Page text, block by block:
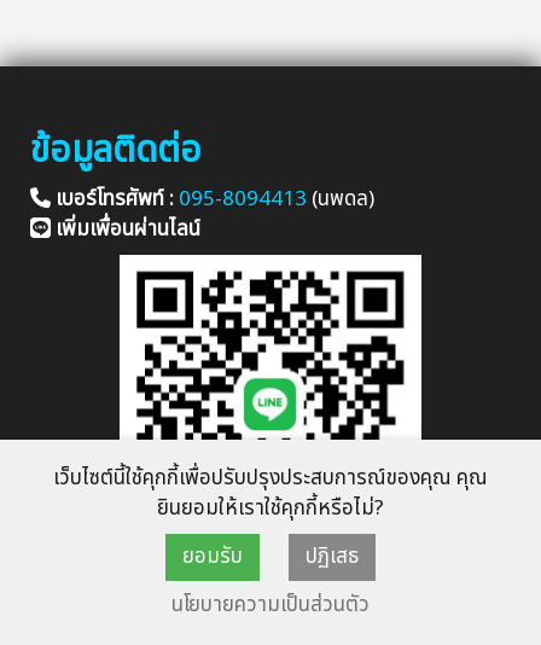
เว็บไซต์นี้ใช้คุกกี้เพื่อปรับปรุงประสบการณ์ของคุณ คุณ
ยินยอมให้เราใช้คุกกี้หรือไม่?
ยอมรับ
ปฏิเสธ
นโยบายความเป็นส่วนตัว
ข้อมูลติดต่อ
เบอร์โทรศัพท์ :095-8094413 (นพดล)
เพิ่มเพื่อนผ่านไลน์
LINE ID :แชทผ่าน LINE